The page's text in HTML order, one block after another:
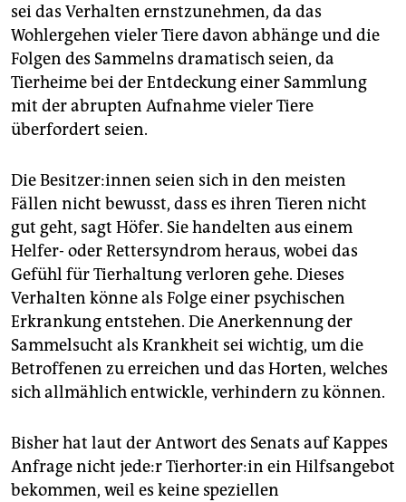
sei das Verhalten ernstzunehmen, da das
Wohlergehen vieler Tiere davon abhänge und die
Folgen des Sammelns dramatisch seien, da
Tierheime bei der Entdeckung einer Sammlung
mit der abrupten Aufnahme vieler Tiere
überfordert seien.
Die Be­sit­ze­r:in­nen seien sich in den meisten
Fällen nicht bewusst, dass es ihren Tieren nicht
gut geht, sagt Höfer. Sie handelten aus einem
Helfer- oder Rettersyndrom heraus, wobei das
Gefühl für Tierhaltung verloren gehe. Dieses
Verhalten könne als Folge einer psychischen
Erkrankung entstehen. Die Anerkennung der
Sammelsucht als Krankheit sei wichtig, um die
Betroffenen zu erreichen und das Horten, welches
sich allmählich entwickle, verhindern zu können.
Bisher hat laut der Antwort des Senats auf Kappes
Anfrage nicht je­de:r Tier­horte­r:in ein Hilfsangebot
bekommen, weil es keine speziellen